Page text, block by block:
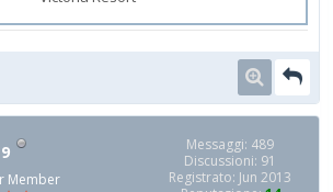
Member
Messaggi: 489
Discussioni: 91
Registrato: Jun 2013